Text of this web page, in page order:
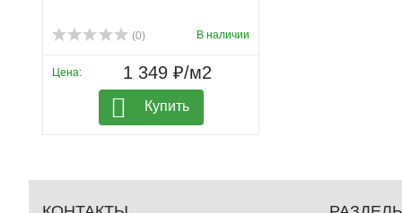
(0) В наличии
Цена: 1 349 ₽/м2
Купить